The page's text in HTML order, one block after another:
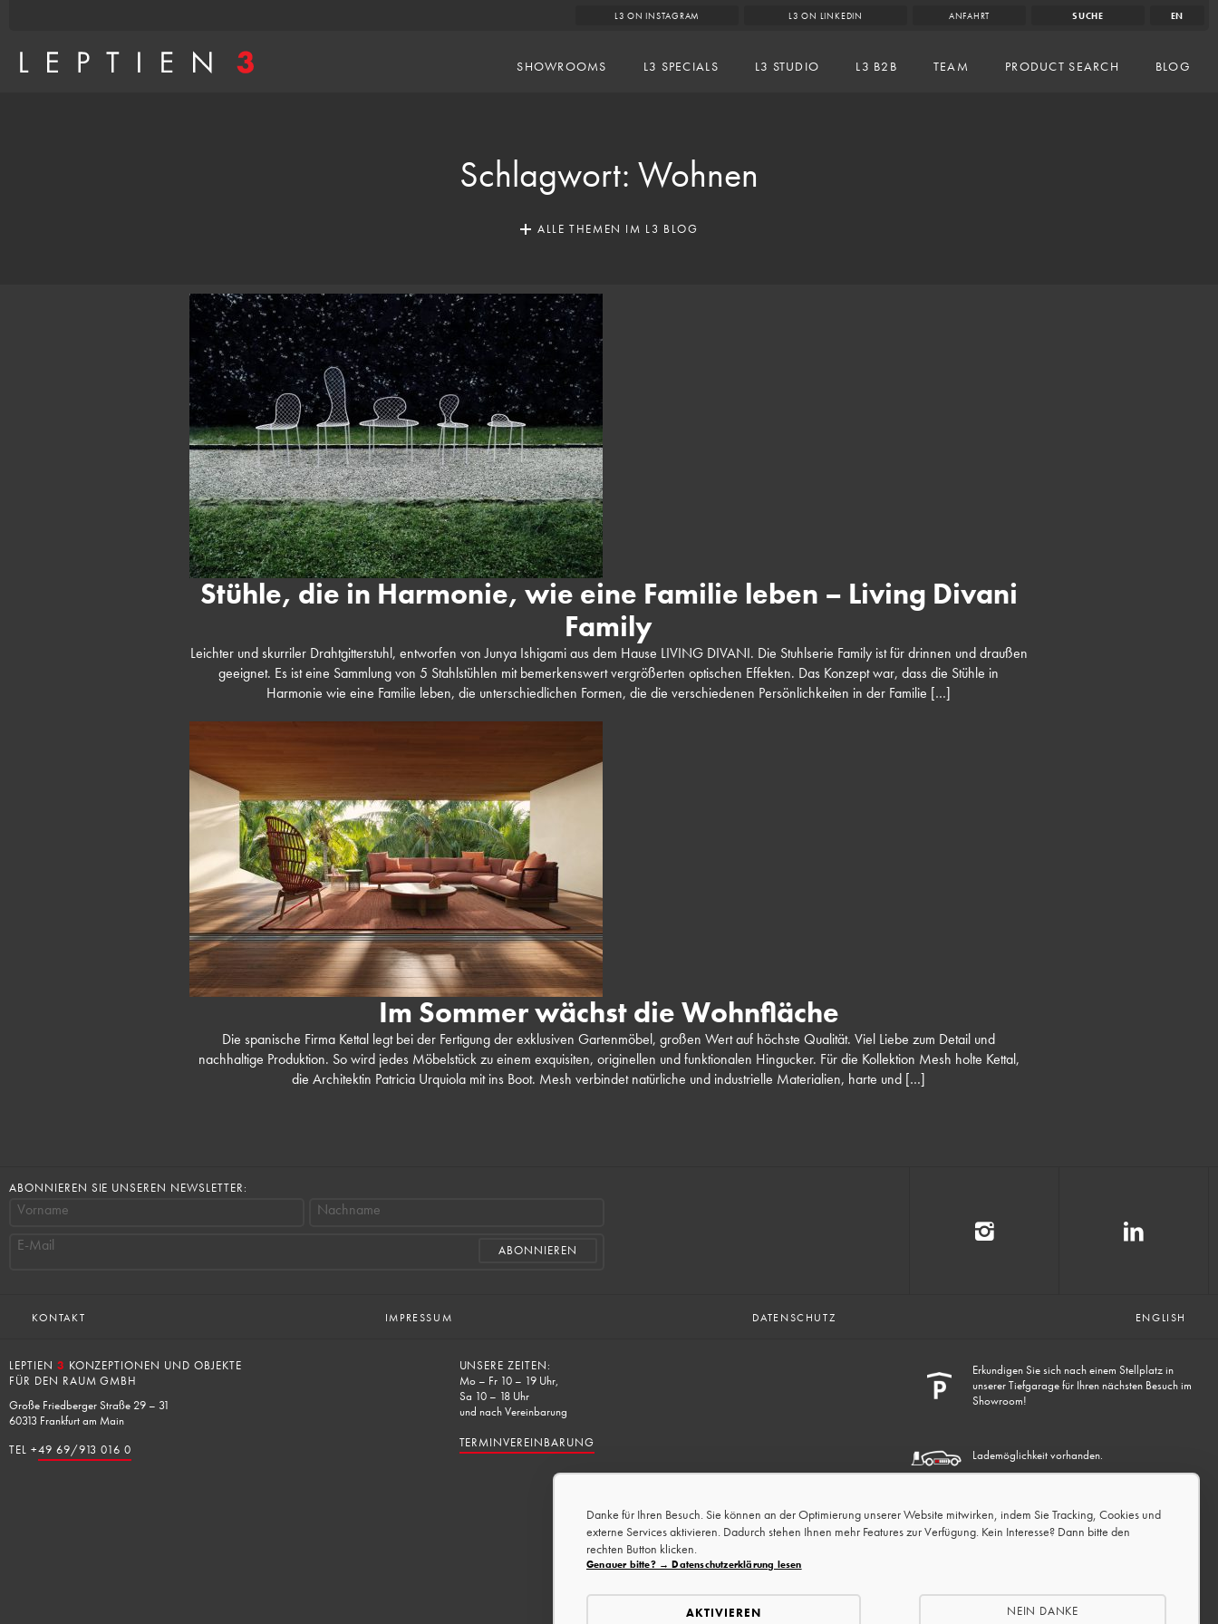
Danke für Ihren Besuch. Sie können an der Optimierung unserer Website mitwirken, indem Sie Tracking, Cookies und
externe Services aktivieren. Dadurch stehen Ihnen mehr Features zur Verfügung. Kein Interesse? Dann bitte den
rechten Button klicken.
Genauer bitte? → Datenschutzerklärung lesen
AKTIVIEREN NEIN DANKE
L3 ON INSTAGRAM L3 ON LINKEDIN ANFAHRT SUCHE EN
SHOWROOMS L3 SPECIALS L3 STUDIO L3 B2B TEAM PRODUCT SEARCH BLOG
Schlagwort: Wohnen
ALLE THEMEN IM L3 BLOG
Stühle, die in Harmonie, wie eine Familie leben – Living Divani
Family
Leichter und skurriler Drahtgitterstuhl, entworfen von Junya Ishigami aus dem Hause LIVING DIVANI. Die Stuhlserie Family ist für drinnen und draußen
geeignet. Es ist eine Sammlung von 5 Stahlstühlen mit bemerkenswert vergrößerten optischen Effekten. Das Konzept war, dass die Stühle in
Harmonie wie eine Familie leben, die unterschiedlichen Formen, die die verschiedenen Persönlichkeiten in der Familie […]
Im Sommer wächst die Wohnfläche
Die spanische Firma Kettal legt bei der Fertigung der exklusiven Gartenmöbel, großen Wert auf höchste Qualität. Viel Liebe zum Detail und
nachhaltige Produktion. So wird jedes Möbelstück zu einem exquisiten, originellen und funktionalen Hingucker. Für die Kollektion Mesh holte Kettal,
die Architektin Patricia Urquiola mit ins Boot. Mesh verbindet natürliche und industrielle Materialien, harte und […]
ABONNIEREN SIE UNSEREN NEWSLETTER:
Vorname
Nachname
E-Mail
KONTAKT IMPRESSUM DATENSCHUTZ ENGLISH
LEPTIEN 3 KONZEPTIONEN UND OBJEKTE
FÜR DEN RAUM GMBH
Große Friedberger Straße 29 – 31
60313 Frankfurt am Main
TEL +49 69/913 016 0
UNSERE ZEITEN:
Mo – Fr 10 – 19 Uhr,
Sa 10 – 18 Uhr
und nach Vereinbarung
TERMINVEREINBARUNG
Erkundigen Sie sich nach einem Stellplatz in
unserer Tiefgarage für Ihren nächsten Besuch im
Showroom!
Lademöglichkeit vorhanden.